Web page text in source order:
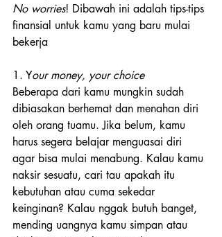
No worries! Dibawah ini adalah tips-tips
finansial untuk kamu yang baru mulai
bekerja
1. Your money, your choice
Beberapa dari kamu mungkin sudah
dibiasakan berhemat dan menahan diri
oleh orang tuamu. Jika belum, kamu
harus segera belajar menguasai diri
agar bisa mulai menabung. Kalau kamu
naksir sesuatu, cari tau apakah itu
kebutuhan atau cuma sekedar
keinginan? Kalau nggak butuh banget,
mending uangnya kamu simpan atau